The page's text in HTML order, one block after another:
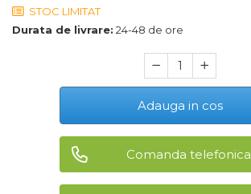
Maturi, Mopuri, Galeti &
Accesorii
Microscoape
Rafturi
Baterii & Acumulatori
STOC LIMITAT
Durata de livrare: 24-48 de ore
Adauga in cos
Comanda telefonica